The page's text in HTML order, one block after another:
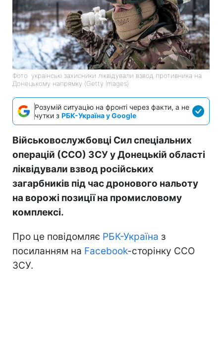
Фото: українські захисники ліквідували взвод противника на
Донецькому напрямку (Getty Images)
Розумій ситуацію на фронті через факти, а не
чутки з РБК-Україна у Google
Військовослужбовці Сил спеціальних
операцій (ССО) ЗСУ у Донецькій області
ліквідували взвод російських
загарбників під час дронового нальоту
на ворожі позиції на промисловому
комплексі.
Про це повідомляє РБК-Україна з
посиланням на Facebook-сторінку ССО
ЗСУ.